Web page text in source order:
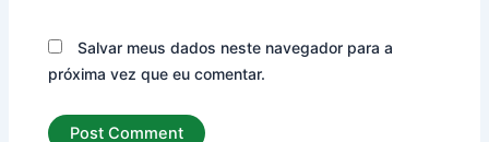
Salvar meus dados neste navegador para a
próxima vez que eu comentar.